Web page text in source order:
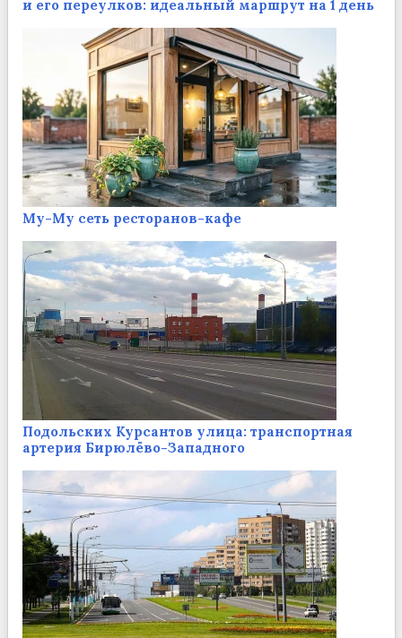
и его переулков: идеальный маршрут на 1 день
Му-Му сеть ресторанов-кафе
Подольских Курсантов улица: транспортная
артерия Бирюлёво-Западного